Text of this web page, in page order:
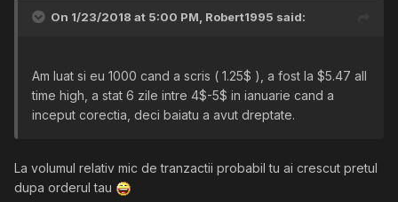
On 1/23/2018 at 5:00 PM, Robert1995 said:
Am luat si eu 1000 cand a scris ( 1.25$ ), a fost la $5.47 all
time high, a stat 6 zile intre 4$-5$ in ianuarie cand a
inceput corectia, deci baiatu a avut dreptate.
La volumul relativ mic de tranzactii probabil tu ai crescut pretul
dupa orderul tau